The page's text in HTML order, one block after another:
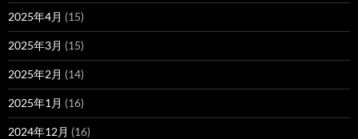
2025年4月 (15)
2025年3月 (15)
2025年2月 (14)
2025年1月 (16)
2024年12月 (16)